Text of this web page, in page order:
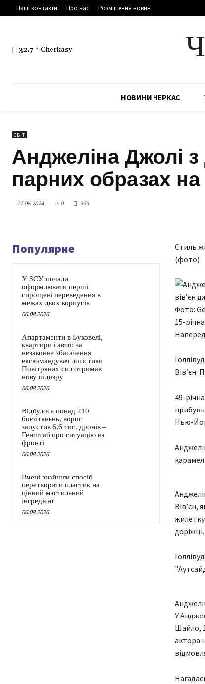
Наші контакти Про нас Розміщення новин
32.7 C Cherkasy
НОВИНИ ЧЕРКАС
СВІТ
Анджеліна Джолі
парних образах на
17.06.2024 0 399
Популярне
У ЗСУ почали
оформлювати перші
спрощені переведення в
межах двох корпусів
06.08.2026
Апартаменти в Буковелі,
квартири і авто: за
незаконне збагачення
екскомандувач логістики
Повітряних сил отримав
нову підозру
06.08.2026
Відбулось понад 210
боєзіткнень, ворог
запустив 6,6 тис. дронів –
Генштаб про ситуацію на
фронті
06.08.2026
Вчені знайшли спосіб
перетворити пластик на
цінний мастильний
інгредієнт
06.08.2026
Стиль
(фото)
Фото:
15-
Вівʼєн.
49-
Нью-
Вів’єн,
доріжці.
У
Шайло,
актора